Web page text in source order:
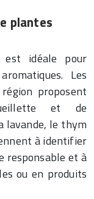
plantes
est idéale pour
Les
proposent
et de
lavande, le thym
à identifier
responsable et à
ou en produits